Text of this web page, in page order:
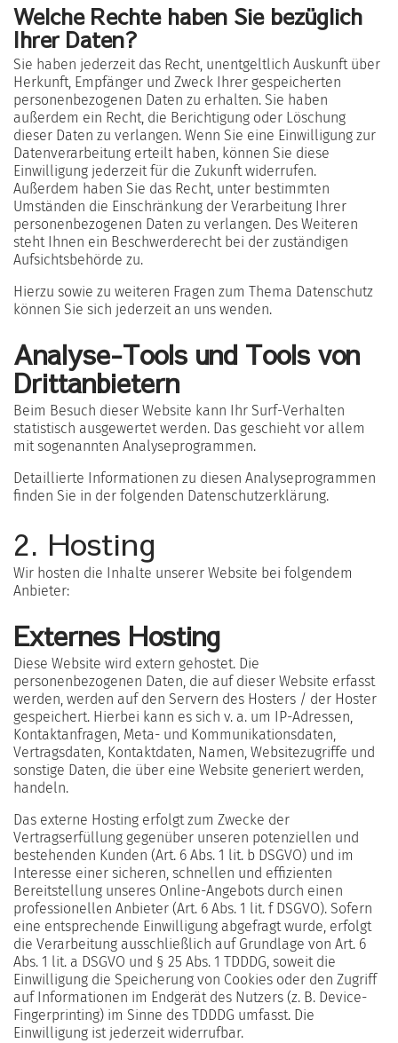
Welche Rechte haben Sie bezüglich
Ihrer Daten?
Sie haben jederzeit das Recht, unentgeltlich Auskunft über
Herkunft, Empfänger und Zweck Ihrer gespeicherten
personenbezogenen Daten zu erhalten. Sie haben
außerdem ein Recht, die Berichtigung oder Löschung
dieser Daten zu verlangen. Wenn Sie eine Einwilligung zur
Datenverarbeitung erteilt haben, können Sie diese
Einwilligung jederzeit für die Zukunft widerrufen.
Außerdem haben Sie das Recht, unter bestimmten
Umständen die Einschränkung der Verarbeitung Ihrer
personenbezogenen Daten zu verlangen. Des Weiteren
steht Ihnen ein Beschwerderecht bei der zuständigen
Aufsichtsbehörde zu.
Hierzu sowie zu weiteren Fragen zum Thema Datenschutz
können Sie sich jederzeit an uns wenden.
Analyse-Tools und Tools von
Dritt­anbietern
Beim Besuch dieser Website kann Ihr Surf-Verhalten
statistisch ausgewertet werden. Das geschieht vor allem
mit sogenannten Analyseprogrammen.
Detaillierte Informationen zu diesen Analyseprogrammen
finden Sie in der folgenden Datenschutzerklärung.
2. Hosting
Wir hosten die Inhalte unserer Website bei folgendem
Anbieter:
Externes Hosting
Diese Website wird extern gehostet. Die
personenbezogenen Daten, die auf dieser Website erfasst
werden, werden auf den Servern des Hosters / der Hoster
gespeichert. Hierbei kann es sich v. a. um IP-Adressen,
Kontaktanfragen, Meta- und Kommunikationsdaten,
Vertragsdaten, Kontaktdaten, Namen, Websitezugriffe und
sonstige Daten, die über eine Website generiert werden,
handeln.
Das externe Hosting erfolgt zum Zwecke der
Vertragserfüllung gegenüber unseren potenziellen und
bestehenden Kunden (Art. 6 Abs. 1 lit. b DSGVO) und im
Interesse einer sicheren, schnellen und effizienten
Bereitstellung unseres Online-Angebots durch einen
professionellen Anbieter (Art. 6 Abs. 1 lit. f DSGVO). Sofern
eine entsprechende Einwilligung abgefragt wurde, erfolgt
die Verarbeitung ausschließlich auf Grundlage von Art. 6
Abs. 1 lit. a DSGVO und § 25 Abs. 1 TDDDG, soweit die
Einwilligung die Speicherung von Cookies oder den Zugriff
auf Informationen im Endgerät des Nutzers (z. B. Device-
Fingerprinting) im Sinne des TDDDG umfasst. Die
Einwilligung ist jederzeit widerrufbar.